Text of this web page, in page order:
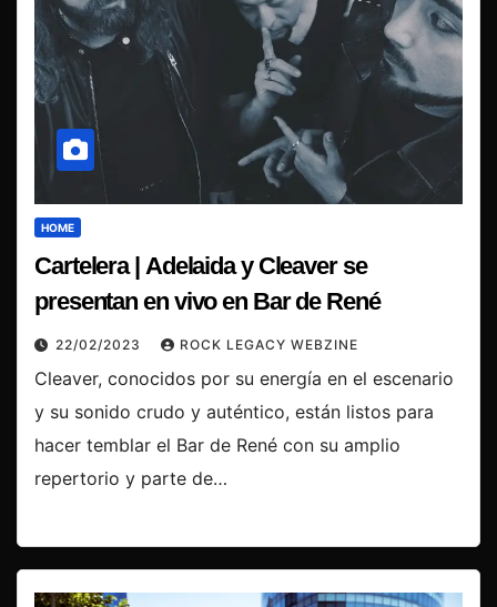
HOME
Cartelera | Adelaida y Cleaver se
presentan en vivo en Bar de René
22/02/2023 ROCK LEGACY WEBZINE
Cleaver, conocidos por su energía en el escenario
y su sonido crudo y auténtico, están listos para
hacer temblar el Bar de René con su amplio
repertorio y parte de…